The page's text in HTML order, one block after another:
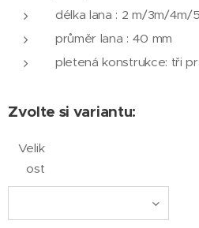
délka lana : 2 m/3m/4m/
průměr lana : 40 mm
pletená konstrukce: tři
Zvolte si variantu:
Velik
ost